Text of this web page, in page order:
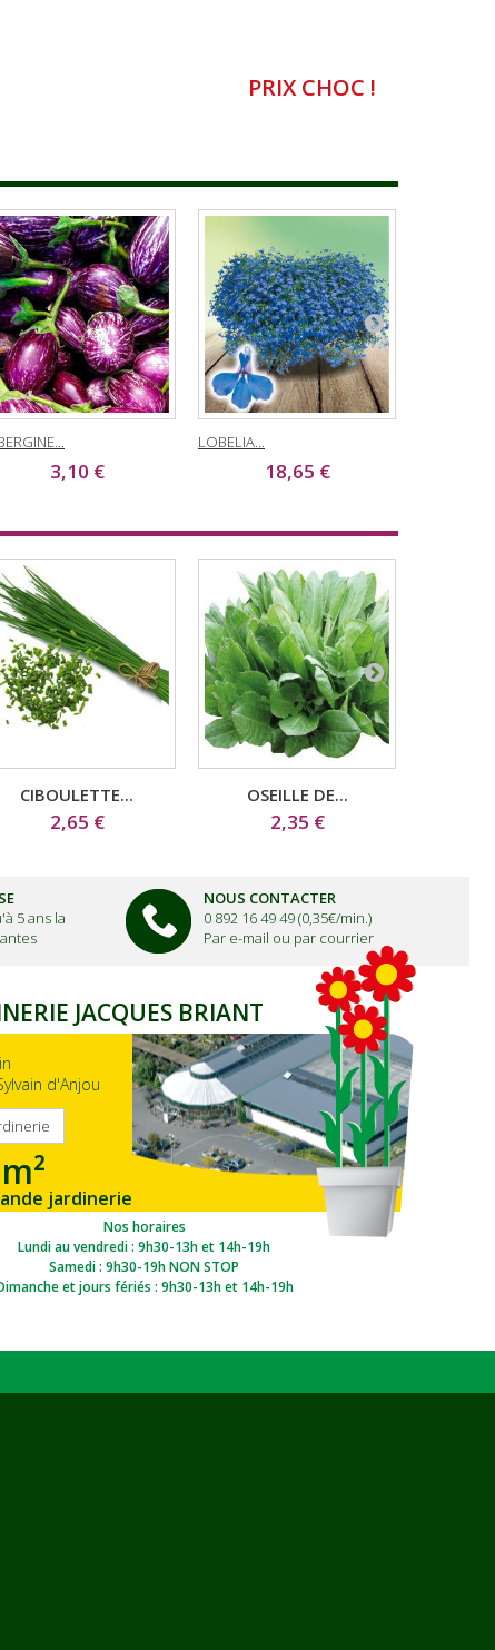
PRIX CHOC !
3,10 €
LOBELIA...
18,65 €
CIBOULETTE...
2,65 €
OSEILLE DE...
2,35 €
5 ans la
NOUS CONTACTER
0 892 16 49 49 (0,35€/min.)
Par e-mail ou par courrier
JACQUES BRIANT
d'Anjou
jardinerie
Ouest
Nos horaires
Lundi au vendredi : 9h30-13h et 14h-19h
Samedi : 9h30-19h NON STOP
et jours fériés : 9h30-13h et 14h-19h